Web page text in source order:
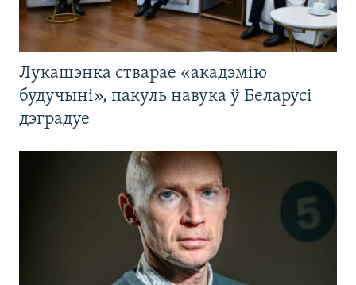
Лукашэнка стварае «акадэмію
будучыні», пакуль навука ў Беларусі
дэградуе